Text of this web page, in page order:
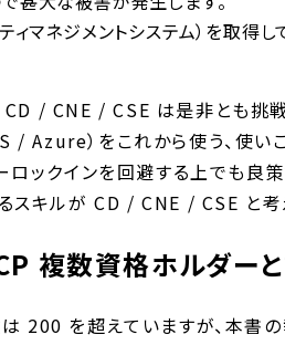
ィマネジメントシステム）を取得
/ CNE / CSE は是非とも挑戦
/ Azure）をこれから使う、使
ロックインを回避する上でも良
スキルが CD / CNE / CSE と考
複数資格ホルダー
200 を超えていますが、本書